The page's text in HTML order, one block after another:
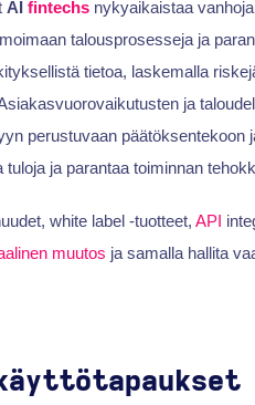
AI fintechsnykyaikaistaa
talousprosesseja ja
tietoa, laskemalla
ja
perustuvaan päätöksentekoon
ja parantaa toiminnan
white label -tuotteet, API
muutos ja samalla hallita